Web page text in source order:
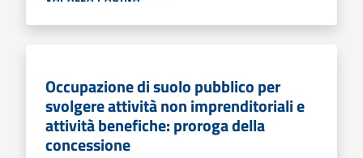
Occupazione di suolo pubblico per
svolgere attività non imprenditoriali e
attività benefiche: proroga della
concessione